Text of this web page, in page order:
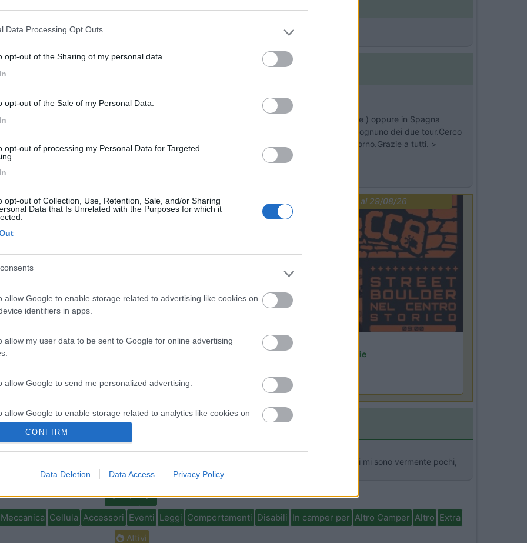
Data Processing Opt Outs
opt-out of the Sharing of my personal data.
opt-out of the Sale of my Personal Data.
opt-out of processing my Personal Data for Targeted
opt-out of Collection, Use, Retention, Sale, and/or Sharing
Data that Is Unrelated with the Purposes for which it
allow Google to enable storage related to advertising like cookies on
identifiers in apps.
allow my user data to be sent to Google for online advertising
allow Google to send me personalized advertising.
allow Google to enable storage related to analytics like cookies on
identifiers in apps.
allow Google to enable storage related to personalization.
allow Google to enable storage related to security, including
functionality and fraud prevention, and other user protection.
CONFIRM
Data Deletion Data Access Privacy Policy
bellissimi in cui ti puoi fermare senza problemi e goderti il mare!Ciao
itinerario francese e fare un giretto di una decina di giorni in Germania (Romantische strasse ) oppure in Spagna
e quindi mi riesce difficile prendere una decisione anche se ho gia fatto un itinerario per ognuno dei due tour.Cerco
esperienze e conoscere le loro impressioni positive e negative riscontrate nel loro soggiorno.Grazie a tutti. >
Spagna del nord è brutta anzi, ma delle due.......... Pizzo.
PROMOfino al 11/08/26
Lombardia
Incontri con il teatro
fino al 29/08/26
Lombardia
Area Sosta Camper Orobie
Ardesio si blocca
informazioni che mi sono preso sono sicuro che sarà un viaggio stupendo, però 10 giorni mi sono vermente pochi,
< 1 >
Meccanica Cellula Accessori Eventi Leggi Comportamenti Disabili In camper per Altro Camper Altro Extra
Attivi